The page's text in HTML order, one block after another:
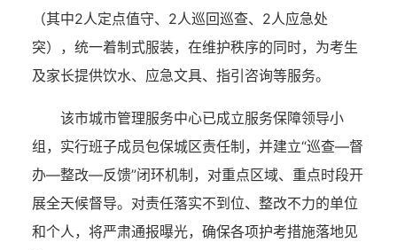
（其中2人定点值守、2人巡回巡查、2人应急处
突），统一着制式服装，在维护秩序的同时，为考生
及家长提供饮水、应急文具、指引咨询等服务。
该市城市管理服务中心已成立服务保障领导小
组，实行班子成员包保城区责任制，并建立“巡查—督
办—整改—反馈”闭环机制，对重点区域、重点时段开
展全天候督导。对责任落实不到位、整改不力的单位
和个人，将严肃通报曝光，确保各项护考措施落地见